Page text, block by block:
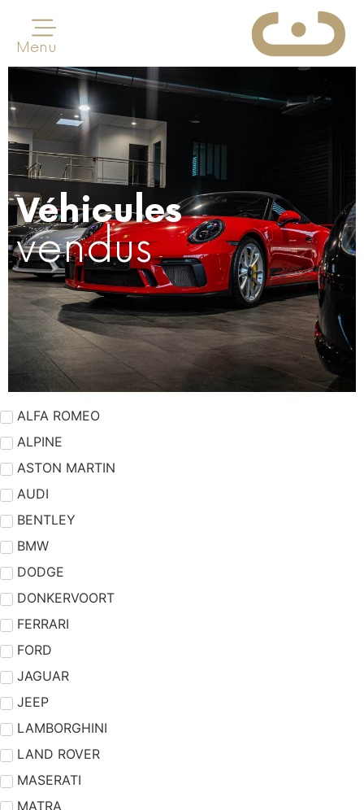
Menu
Véhicules
vendus
ALFA ROMEO
ALPINE
ASTON MARTIN
AUDI
BENTLEY
BMW
DODGE
DONKERVOORT
FERRARI
FORD
JAGUAR
JEEP
LAMBORGHINI
LAND ROVER
MASERATI
MATRA